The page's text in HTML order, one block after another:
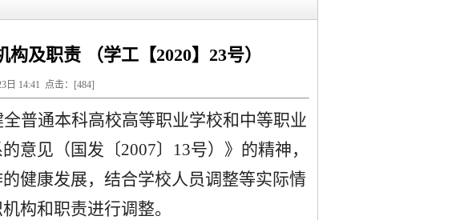
及职责 （学工【2020】23号）
日 14:41 点击：[484]
普通本科高校高等职业学校和中等职业
意见（国发〔2007〕 13号）》的精神，
健康发展，结合学校人员调整等实际情
构和职责进行调整。